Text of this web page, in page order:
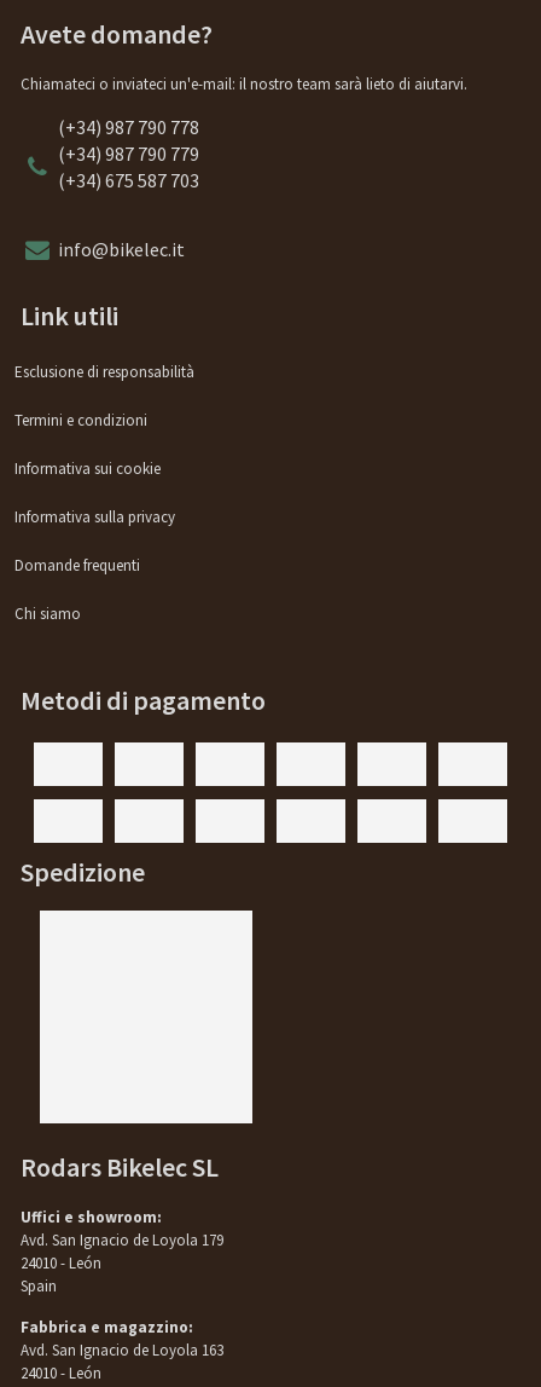
Avete domande?
Chiamateci o inviateci un'e-mail: il nostro team sarà lieto di aiutarvi.
(+34) 987 790 778
(+34) 987 790 779
(+34) 675 587 703
info@bikelec.it
Link utili
Esclusione di responsabilità
Termini e condizioni
Informativa sui cookie
Informativa sulla privacy
Domande frequenti
Chi siamo
Metodi di pagamento
Spedizione
Rodars Bikelec SL
Uffici e showroom:
Avd. San Ignacio de Loyola 179
24010 - León
Spain
Fabbrica e magazzino:
Avd. San Ignacio de Loyola 163
24010 - León